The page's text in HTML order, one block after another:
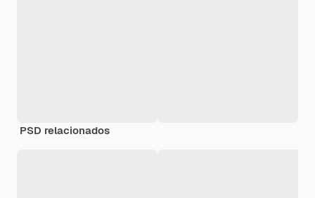
PSD relacionados